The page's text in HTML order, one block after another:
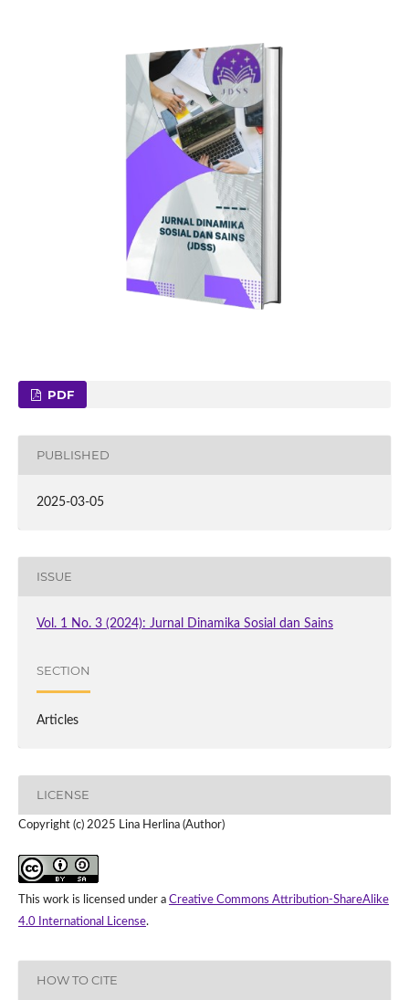
PDF
PUBLISHED
2025-03-05
ISSUE
Vol. 1 No. 3 (2024): Jurnal Dinamika Sosial dan Sains
SECTION
Articles
LICENSE
Copyright (c) 2025 Lina Herlina (Author)
This work is licensed under a Creative Commons Attribution-ShareAlike
4.0 International License.
HOW TO CITE